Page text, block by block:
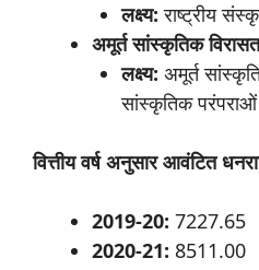
लक्ष्य: राष्ट्रीय
अमूर्त सांस्कृतिक विरासत
लक्ष्य: अमूर्त
सांस्कृतिक परंपराओं
वित्तीय वर्ष अनुसार आवंटित
2019-20: 7227.65
2020-21: 8511.00